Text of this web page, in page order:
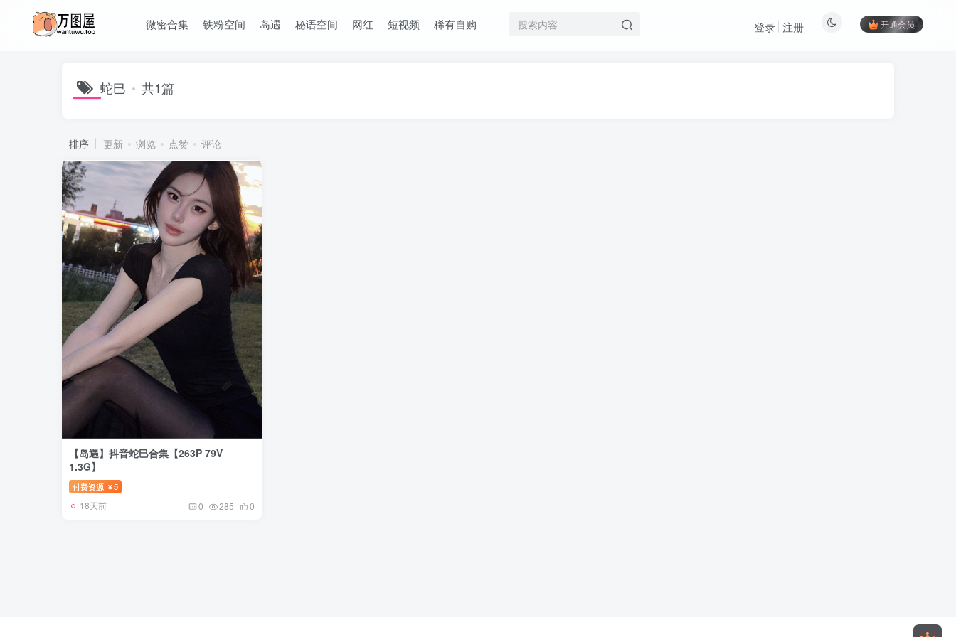
微密合集 铁粉空间 岛遇 秘语空间 网红 短视频 稀有自购 开通会员
登录 注册
蛇巳 共1篇
排序 更新 浏览 点赞 评论
【岛遇】抖音蛇巳合集【263P 79V
1.3G】
付费资源 ¥5
18天前 0 285 0